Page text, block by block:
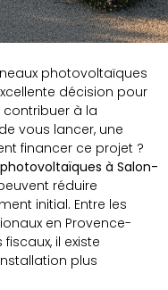
photovoltaïques
décision pour
contribuer à la
vous lancer, une
financer ce projet ?
à Salon-
réduire
initial. Entre les
en Provence-
il existe
plus